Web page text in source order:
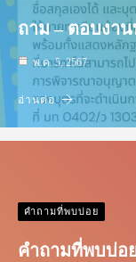
ถาม – ตอบงา
พ.ค. 5, 2567
อ่านต่อ
คำถามที่พบบ่อย
คำถามที่พบบ่อ